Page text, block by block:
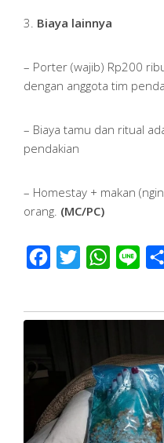
3. Biaya lainnya
– Porter (wajib) Rp200
dengan anggota tim
– Biaya tamu dan ritual
pendakian
– Homestay + makan
orang. (MC/PC)
Facebook
Twitter WhatsApp
Line